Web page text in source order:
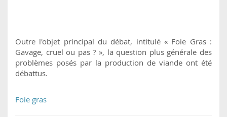
Outre l'objet principal du débat, intitulé « Foie Gras :
Gavage, cruel ou pas ? », la question plus générale des
problèmes posés par la production de viande ont été
débattus.
Foie gras